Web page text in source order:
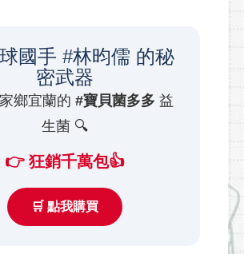
國手 #林昀儒 的秘
密武器
鄉宜蘭的 #寶貝菌多多 益
生菌 🔍
👉 狂銷千萬包👍
🛒 點我購買